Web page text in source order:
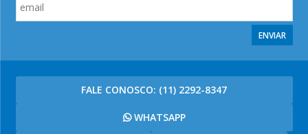
ENVIAR
FALE CONOSCO: (11) 2292-8347
WHATSAPP